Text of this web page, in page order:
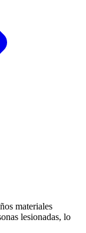
materiales
lesionadas, lo